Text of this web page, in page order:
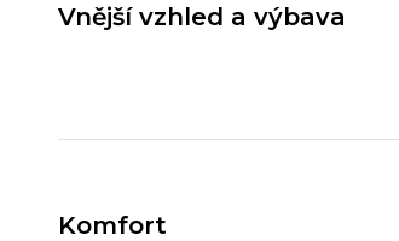
Vnější vzhled a výbava
Komfort